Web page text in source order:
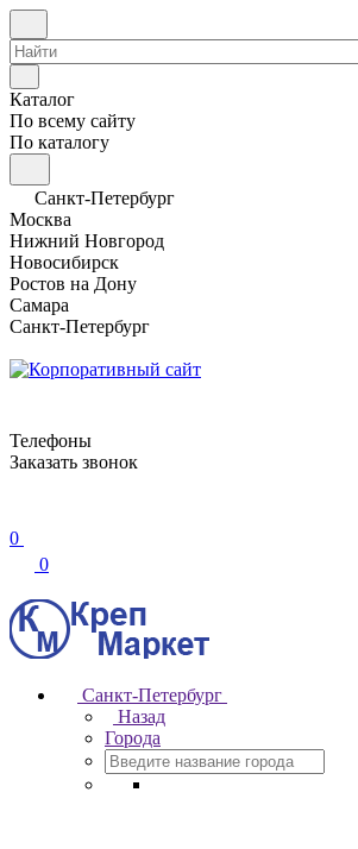
Каталог
По всему сайту
По каталогу
Санкт-Петербург
Москва
Нижний Новгород
Новосибирск
Ростов на Дону
Самара
Санкт-Петербург
Телефоны
Заказать звонок
0
0
Санкт-Петербург
Назад
Города